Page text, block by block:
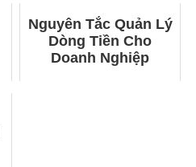
Nguyên Tắc Quản Lý
Dòng Tiền Cho
Doanh Nghiệp